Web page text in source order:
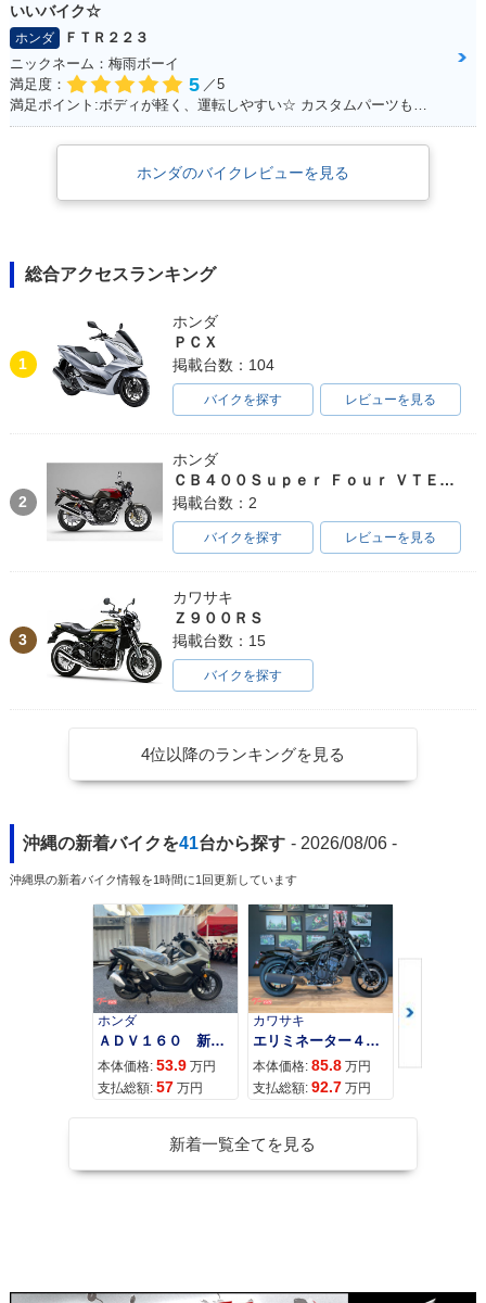
いいバイク☆
ホンダ
ＦＴＲ２２３
ニックネーム：梅雨ボーイ
満足度：
5 ／5
ホンダのバイクレビューを見る
総合アクセスランキング
1
ホンダ
ＰＣＸ
掲載台数：104
バイクを探す レビューを見る
2
ホンダ
ＣＢ４００Ｓｕｐｅｒ Ｆｏｕｒ ＶＴＥＣ ＳＰＥＣ３
掲載台数：2
バイクを探す レビューを見る
3
カワサキ
Ｚ９００ＲＳ
掲載台数：15
バイクを探す
4位以降のランキングを見る
沖縄の新着バイクを41台から探す - 2026/08/06 -
沖縄県の新着バイク情報を1時間に1回更新しています
ホンダ
ＡＤＶ１６０ 新車 ２０２６年最新モデル パールスモーキーグレー スマートキー ２９Ｌメットイン ＵＳＢ Ｔｙｐｅ−Ｃ装備
本体価格: 53.9 万円
支払総額: 57 万円
カワサキ
エリミネーター４００
本体価格: 85.8 万円
支払総額: 92.7 万円
カワサキ
本体価格:
新着一覧全てを見る